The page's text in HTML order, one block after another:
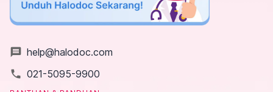
message help@halodoc.com
local_phone 021-5095-9900